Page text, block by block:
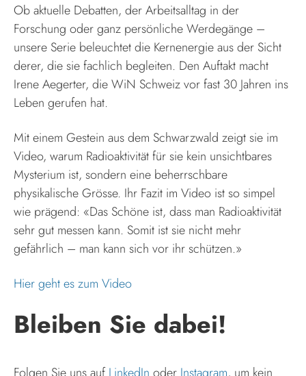
Ob aktuelle Debatten, der Arbeitsalltag in der
Forschung oder ganz persönliche Werdegänge –
unsere Serie beleuchtet die Kernenergie aus der Sicht
derer, die sie fachlich begleiten. Den Auftakt macht
Irene Aegerter, die WiN Schweiz vor fast 30 Jahren ins
Leben gerufen hat.
Mit einem Gestein aus dem Schwarzwald zeigt sie im
Video, warum Radioaktivität für sie kein unsichtbares
Mysterium ist, sondern eine beherrschbare
physikalische Grösse. Ihr Fazit im Video ist so simpel
wie prägend: «Das Schöne ist, dass man Radioaktivität
sehr gut messen kann. Somit ist sie nicht mehr
gefährlich – man kann sich vor ihr schützen.»
Hier geht es zum Video
Bleiben Sie dabei!
Folgen Sie uns aufLinkedIn oder Instagram, um kein